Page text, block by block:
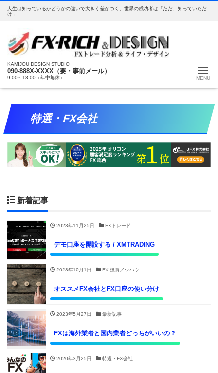
人生は知っているかどうかの違いで大きく差がつく。世界の成功者は「ただ、知っていただ
け」
KAMIJOU DESIGN STUDIO
090-888X-XXXX（要・事前メール）
9:00～18:00（年中無休）
特選・FX会社
新着記事
2023年11月25日 FXトレード
デモ口座を開設する / XMTRADING
2023年10月1日 FX 投資ノウハウ
オススメFX会社とFX口座の使い分け
2023年5月27日 最新記事
FXは海外業者と国内業者どっちがいいの？
2020年3月25日 特選・FX会社